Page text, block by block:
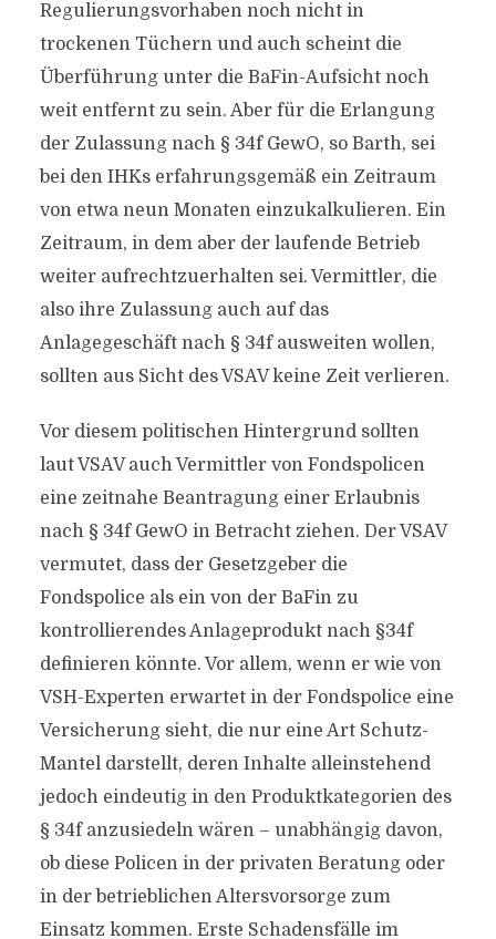
Regulierungsvorhaben noch nicht in
trockenen Tüchern und auch scheint die
Überführung unter die BaFin-Aufsicht noch
weit entfernt zu sein. Aber für die Erlangung
der Zulassung nach § 34f GewO, so Barth, sei
bei den IHKs erfahrungsgemäß ein Zeitraum
von etwa neun Monaten einzukalkulieren. Ein
Zeitraum, in dem aber der laufende Betrieb
weiter aufrechtzuerhalten sei. Vermittler, die
also ihre Zulassung auch auf das
Anlagegeschäft nach § 34f ausweiten wollen,
sollten aus Sicht des VSAV keine Zeit verlieren.
Vor diesem politischen Hintergrund sollten
laut VSAV auch Vermittler von Fondspolicen
eine zeitnahe Beantragung einer Erlaubnis
nach § 34f GewO in Betracht ziehen. Der VSAV
vermutet, dass der Gesetzgeber die
Fondspolice als ein von der BaFin zu
kontrollierendes Anlageprodukt nach §34f
definieren könnte. Vor allem, wenn er wie von
VSH-Experten erwartet in der Fondspolice eine
Versicherung sieht, die nur eine Art Schutz-
Mantel darstellt, deren Inhalte alleinstehend
jedoch eindeutig in den Produktkategorien des
§ 34f anzusiedeln wären – unabhängig davon,
ob diese Policen in der privaten Beratung oder
in der betrieblichen Altersvorsorge zum
Einsatz kommen. Erste Schadensfälle im